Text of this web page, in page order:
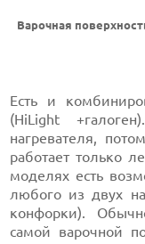
Варочная
Есть и
(HiLight
нагревателя,
работает только
моделях есть
любого из двух
конфорки).
самой варочной